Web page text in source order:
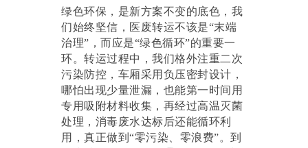
绿色环保，是新方案不变的底色，我
们始终坚信，医废转运不该是“末端
治理”，而应是“绿色循环”的重要一
环。转运过程中，我们格外注重二次
污染防控，车厢采用负压密封设计，
哪怕出现少量泄漏，也能第一时间用
专用吸附材料收集，再经过高温灭菌
处理，消毒废水达标后还能循环利
用，真正做到“零污染、零浪费”。到